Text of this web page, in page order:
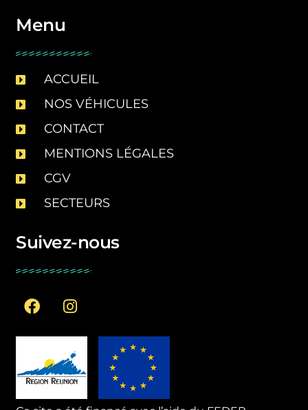
Menu
ACCUEIL
NOS VÉHICULES
CONTACT
MENTIONS LÉGALES
CGV
SECTEURS
Suivez-nous